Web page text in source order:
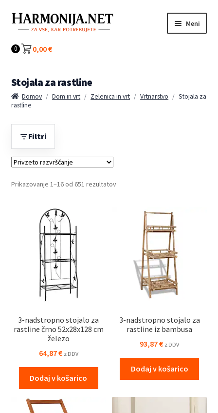
Preskoči
na
navigacijo
Preskoči
na
vsebino
Meni
0 0,00€
Stojala za rastline
Domov / Dom in vrt / Zelenica in vrt / Vrtnarstvo / Stojala za
rastline
Filtri
Prikazovanje 1–16 od 651 rezultatov
3-nadstropno stojalo za
rastline črno 52x28x128 cm
železo
64,87€ z DDV
Dodaj v košarico
3-nadstropno stojalo za
rastline iz bambusa
93,87€ z DDV
Dodaj v košarico